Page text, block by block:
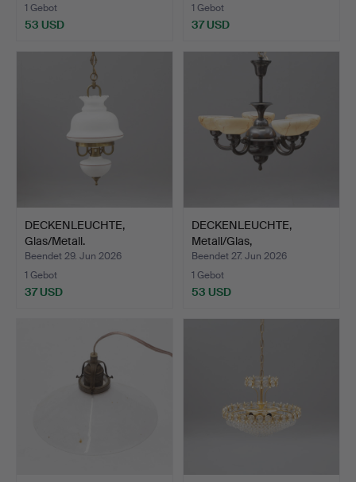
1 Gebot
53 USD
1 Gebot
37 USD
DECKENLEUCHTE,
Glas/Metall.
Beendet 29. Jun 2026
1 Gebot
37 USD
DECKENLEUCHTE,
Metall/Glas,
wahrscheinlich…
Beendet 27. Jun 2026
1 Gebot
53 USD